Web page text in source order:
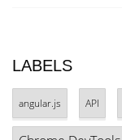
LABELS
angular.js API